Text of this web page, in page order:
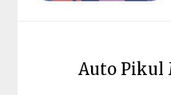
Auto Pikul